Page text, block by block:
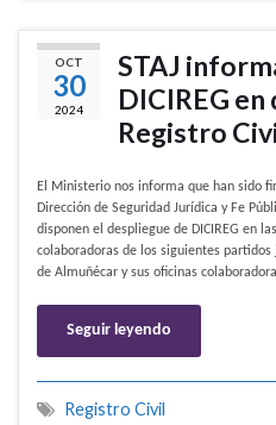
OCT
30
2024
STAJ
DICIREG
Registro
El Ministerio nos informa que han sido
Dirección de Seguridad Jurídica y Fe
disponen el despliegue de DICIREG en
colaboradoras de los siguientes partidos
de Almuñécar y sus oficinas
Seguir leyendo
Registro Civil